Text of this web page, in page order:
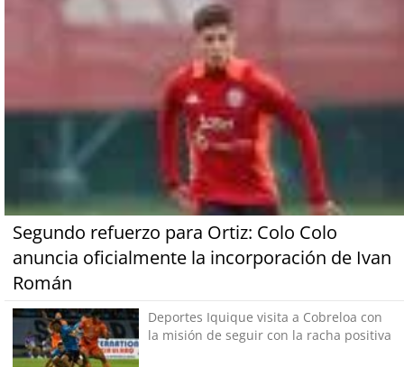
Segundo refuerzo para Ortiz: Colo Colo
anuncia oficialmente la incorporación de Ivan
Román
Deportes Iquique visita a Cobreloa con
la misión de seguir con la racha positiva